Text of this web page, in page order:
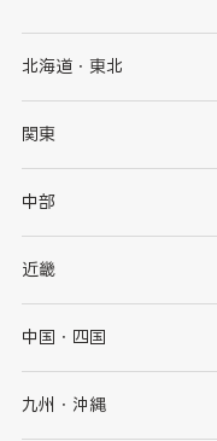
北海道・東北
北海道
岩手県
秋田県
関東
茨城県
群馬県
千葉県
中部
新潟県
石川県
山梨県
近畿
大阪府
京都府
中国・四国
鳥取県
九州・沖縄